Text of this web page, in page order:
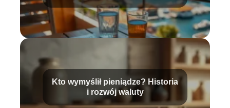
Kto wymyślił pieniądze? Historia
i rozwój waluty